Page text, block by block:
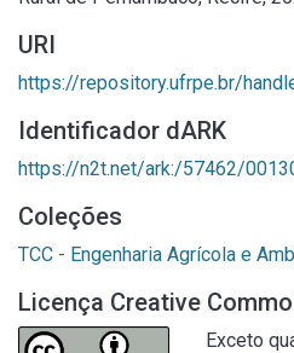
URI
https://repository.ufrpe.br/
Identificador dARK
https://n2t.net/ark:/57462/
Coleções
TCC - Engenharia Agrícola e
Licença Creative
Exceto